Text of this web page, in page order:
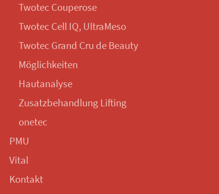
Twotec Couperose
Twotec Cell IQ, UltraMeso
Twotec Grand Cru de Beauty
Möglichkeiten
Hautanalyse
Zusatzbehandlung Lifting
onetec
PMU
Vital
Kontakt